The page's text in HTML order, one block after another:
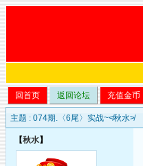
回首页 返回论坛 充值金币
主题 : 074期.〈6尾〉实战~≮秋水≯
【秋水】